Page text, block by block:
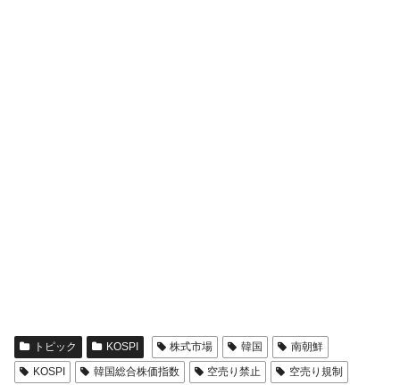
トピック KOSPI 株式市場 韓国
南朝鮮
KOSPI
韓国総合株価指数 空売り禁止 空売り規制